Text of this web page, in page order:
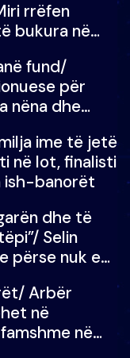
rrëfen
bukura në
kur…
fund/
për
nëna dhe
meritoj…
ime të jetë
në lot, finalisti
ish-banorët
dhe të
Selin
përse nuk e
në fund
Arbër
në
në